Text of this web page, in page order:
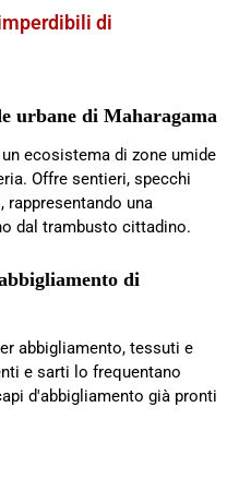
di
urbane di Maharagama
ecosistema di zone umide
Offre sentieri, specchi
rappresentando una
dal trambusto cittadino.
di
abbigliamento, tessuti e
e sarti lo frequentano
d'abbigliamento già pronti